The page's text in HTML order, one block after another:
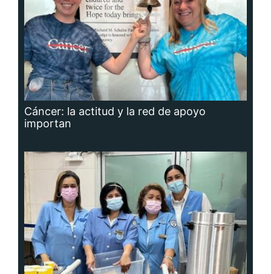
Cáncer: la actitud y la red de apoyo
importan